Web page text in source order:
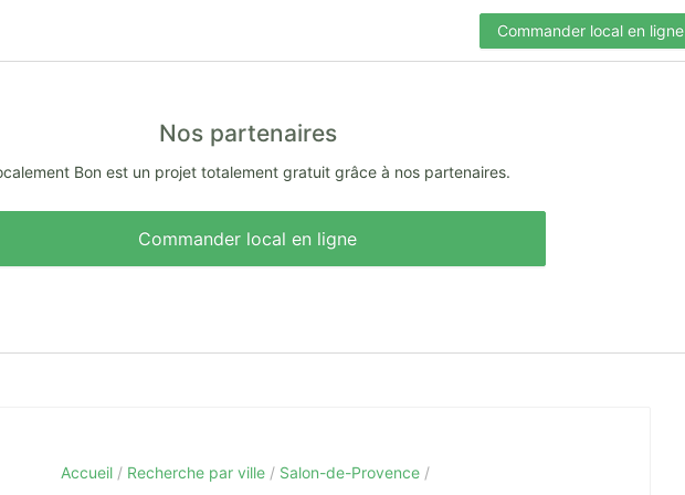
Commander local en ligne
Nos partenaires
Bon est un projet totalement gratuit grâce à nos partenaires.
Commander local en ligne
Accueil Recherche par ville Salon-de-Provence